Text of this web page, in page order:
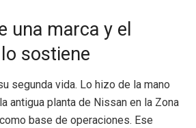
una marca y el
sostiene
segunda vida. Lo hizo de la mano
antigua planta de Nissan en la Zona
base de operaciones. Ese